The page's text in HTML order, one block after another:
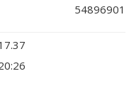
54896901